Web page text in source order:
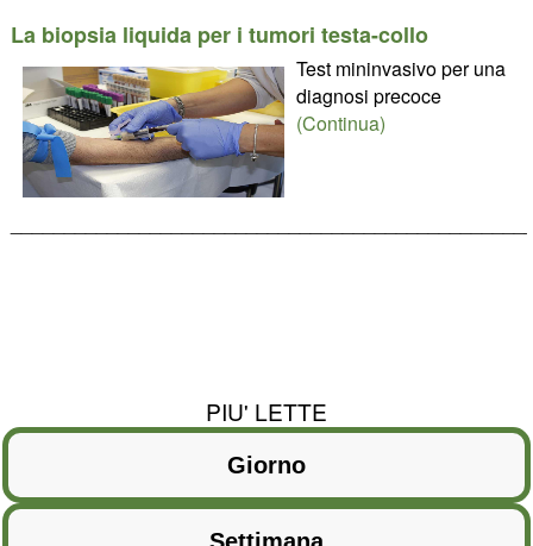
La biopsia liquida per i tumori testa-collo
Test mininvasivo per una
diagnosi precoce
(Continua)
PIU' LETTE